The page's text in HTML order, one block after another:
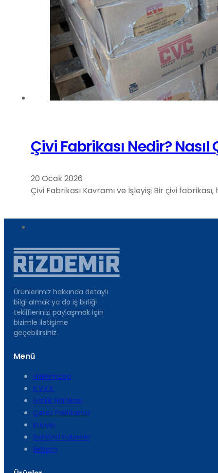
Çivi Fabrikası Nedir? Nasıl
20 Ocak 2026
Çivi Fabrikası Kavramı ve İşleyişi Bir çivi
Ürünlerimiz hakkında detaylı
bilgi almak ya da iş birliği
tekliflerinizi paylaşmak için
bizimle iletişime
geçebilirsiniz.
Menü
Hakkımızda
K.V.K.K.
Gizlilik Politikası
Çerez Politikamız
Kariyer
Sektörel Haberler
İletişim